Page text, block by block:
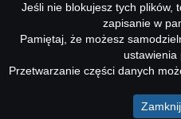
Jeśli nie blokujesz tych plików,
zapisanie w
Pamiętaj, że możesz
ustawienia
Przetwarzanie części danych